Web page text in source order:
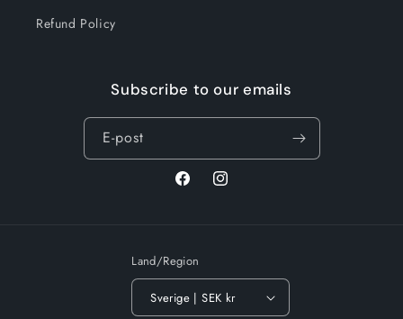
Refund Policy
Subscribe to our emails
E-post
FacebookInstagram
Land/Region
Sverige | SEK kr